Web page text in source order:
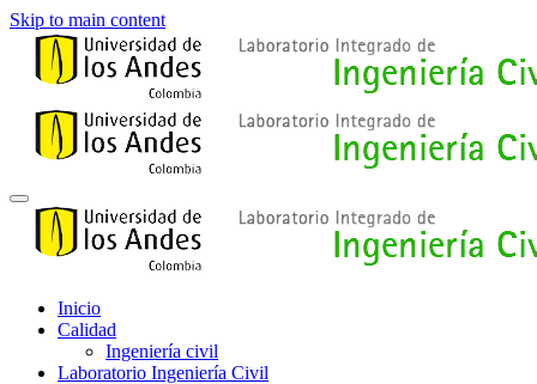
Skip to main content
Inicio
Calidad
Ingeniería civil
Laboratorio Ingeniería Civil